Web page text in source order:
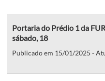
Portaria do Prédio 1 da
sábado, 18
Publicado em 15/01/2025 -